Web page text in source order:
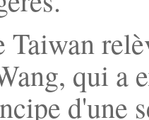
Taiwan
qui a
d'une